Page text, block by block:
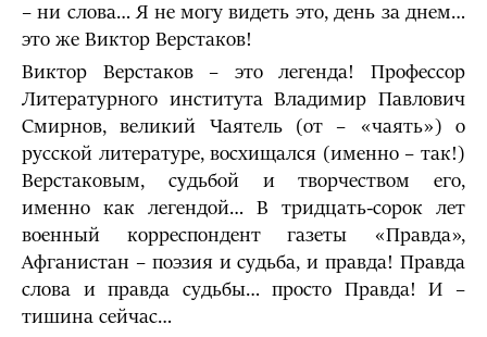
– ни слова… Я не могу видеть это, день за днем…
это же Виктор Верстаков!
Виктор Верстаков – это легенда! Профессор
Литературного института Владимир Павлович
Смирнов, великий Чаятель (от – «чаять») о
русской литературе, восхищался (именно – так!)
Верстаковым, судьбой и творчеством его,
именно как легендой… В тридцать-сорок лет
военный корреспондент газеты «Правда»,
Афганистан – поэзия и судьба, и правда! Правда
слова и правда судьбы… просто Правда! И –
тишина сейчас…